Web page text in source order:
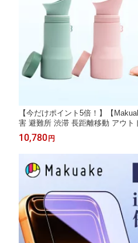
【今だけポイント5倍！】【
害 避難所 渋滞 長距離移動 アウ
ー 携帯用トイレ グリーン ピンク
行 アウトドア キャンプ カー用品
10,780 円